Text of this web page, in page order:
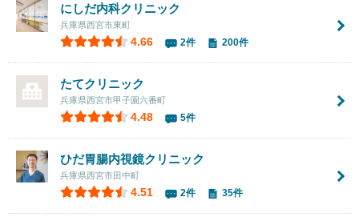
にしだ内科クリニック
兵庫県西宮市東町
4.66 2件 200件
たてクリニック
兵庫県西宮市甲子園六番町
4.48 5件
ひだ胃腸内視鏡クリニック
兵庫県西宮市田中町
4.51 2件 35件